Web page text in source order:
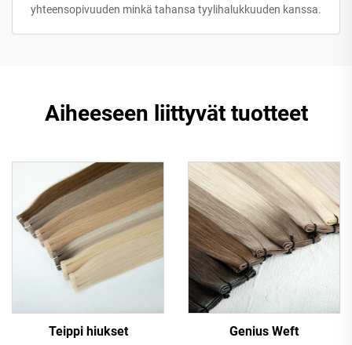
yhteensopivuuden minkä tahansa tyylihalukkuuden kanssa.
Aiheeseen liittyvät tuotteet
Teippi hiukset Genius Weft